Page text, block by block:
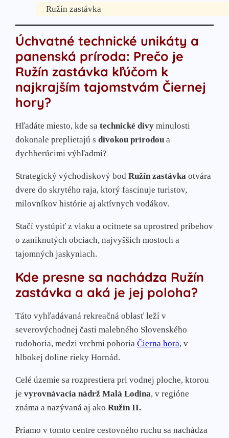
Ružín-zastávka Ružín
Stredisko Čermeľ
Stredisko Alpinka
Stredisko Hradová
MČ Kavečany, stredisko Hrešná
Obce:
Družstevná pri Hornáde
Jaklovce
Kluknava-Štefanska Huta
Kostoľany nad Hornádom
Kysak
Malá Lodina
Obišovce
Sokoľ
Veľká Lodina
Ružín zastávka
Úchvatné technické unikáty a
panenská príroda: Prečo je
Ružín zastávka kľúčom k
najkrajším tajomstvám Čiernej
hory?
Hľadáte miesto, kde sa technické divy minulosti
dokonale preplietajú s divokou prírodou a
dychberúcimi výhľadmi?
Strategický východiskový bod Ružín zastávka otvára
dvere do skrytého raja, ktorý fascinuje turistov,
milovníkov histórie aj aktívnych vodákov.
Stačí vystúpiť z vlaku a ocitnete sa uprostred príbehov
o zaniknutých obciach, najvyšších mostoch a
tajomných jaskyniach.
Kde presne sa nachádza Ružín
zastávka a aká je jej poloha?
Táto vyhľadávaná rekreačná oblasť leží v
severovýchodnej časti malebného Slovenského
rudohoria, medzi vrchmi pohoria Čierna hora, v
hlbokej doline rieky Hornád.
Celé územie sa rozprestiera pri vodnej ploche, ktorou
je vyrovnávacia nádrž Malá Lodina, v regióne
známa a nazývaná aj ako Ružín II.
Priamo v tomto centre cestovného ruchu sa nachádza